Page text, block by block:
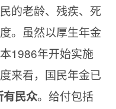
的老龄、残疾、死
。虽然以厚生年金
1986年开始实施
来看，国民年金已
有民众。给付包括